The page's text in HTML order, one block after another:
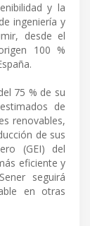
y la
ingeniería y
desde el
100 %
75 % de su
de
renovables,
de sus
(GEI) del
eficiente y
seguirá
en otras